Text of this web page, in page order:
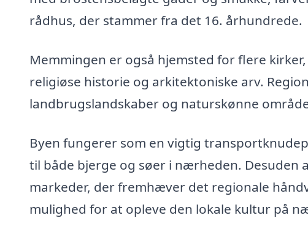
rådhus, der stammer fra det 16. århundrede.
Memmingen er også hjemsted for flere
religiøse historie og arkitektoniske arv.
landbrugslandskaber og naturskønne
Byen fungerer som en vigtig
til både bjerge og søer i nærheden. Desuden
markeder, der fremhæver det regionale
mulighed for at opleve den lokale kultur på